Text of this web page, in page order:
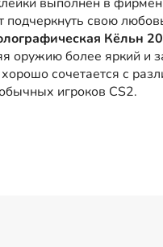
подчеркнуть свою
Кёльн
оружию более яркий и
хорошо сочетается с
игроков CS2.